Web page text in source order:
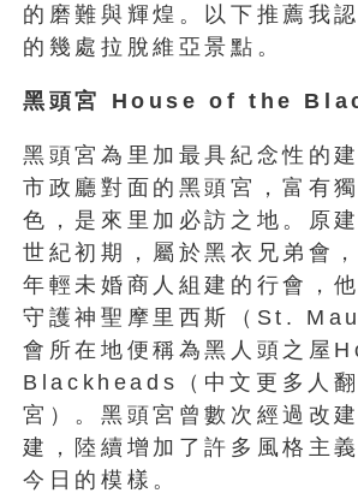
的磨難與輝煌。以下推薦我
的幾處拉脫維亞景點。
黑頭宮 House of the
黑頭宮為里加最具紀念性的
市政廳對面的黑頭宮，富有
色，是來里加必訪之地。原
世紀初期，屬於黑衣兄弟會
年輕未婚商人組建的行會，
守護神聖摩里西斯（St.
會所在地便稱為黑人頭之屋
Blackheads（中文更多人翻
宮）。黑頭宮曾數次經過改
建，陸續增加了許多風格主
今日的模樣。